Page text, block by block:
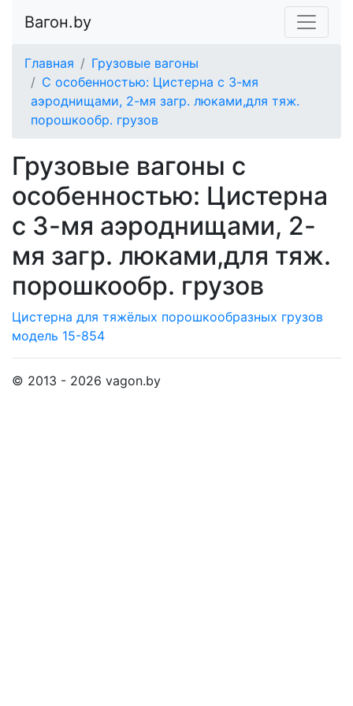
Вагон.by
Главная
Грузовые вагоны
С особенностью: Цистерна с 3-мя
аэроднищами, 2-мя загр. люками,для тяж.
порошкообр. грузов
Грузовые вагоны с
особенностью: Цистерна
с 3-мя аэроднищами, 2-
мя загр. люками,для тяж.
порошкообр. грузов
Цистерна для тяжёлых порошкообразных грузов
модель 15-854
© 2013 - 2026 vagon.by